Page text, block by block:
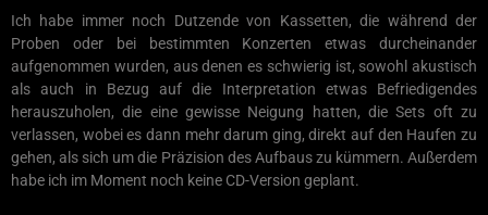
Ich habe immer noch Dutzende von Kassetten, die während der
Proben oder bei bestimmten Konzerten etwas durcheinander
aufgenommen wurden, aus denen es schwierig ist, sowohl akustisch
als auch in Bezug auf die Interpretation etwas Befriedigendes
herauszuholen, die eine gewisse Neigung hatten, die Sets oft zu
verlassen, wobei es dann mehr darum ging, direkt auf den Haufen zu
gehen, als sich um die Präzision des Aufbaus zu kümmern. Außerdem
habe ich im Moment noch keine CD-Version geplant.